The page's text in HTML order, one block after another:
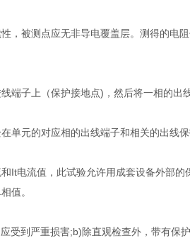
，被测点应无非导电覆盖层。测得的电
端子上（保护接地点)，然后将一相的出
单元的对应相的出线端子和相关的出线
It电流值，此试验允许用成套设备外部的
值。
受到严重损害;b)除直观检查外，带有保